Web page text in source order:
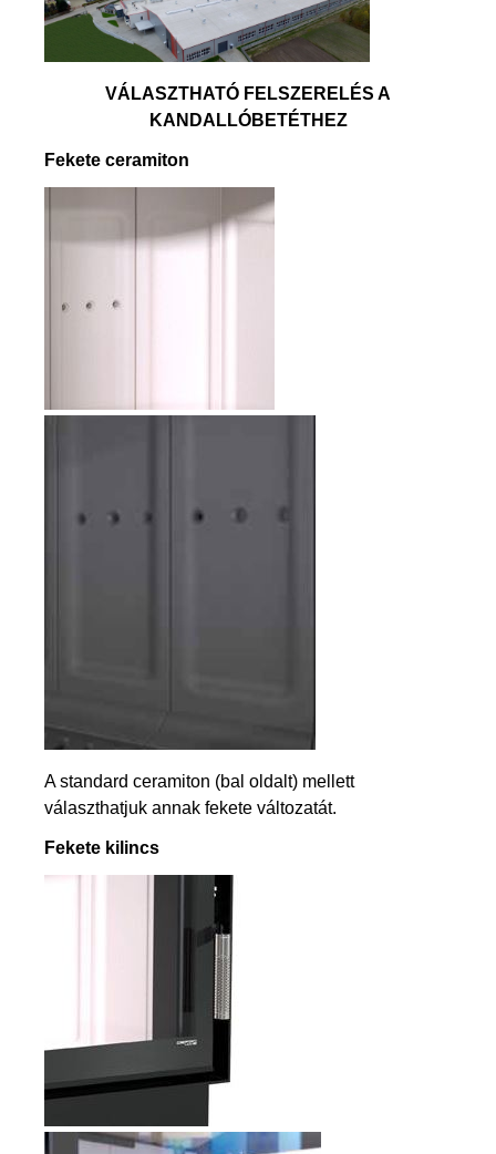
VÁLASZTHATÓ FELSZERELÉS A
KANDALLÓBETÉTHEZ
Fekete ceramiton
A standard ceramiton (bal oldalt) mellett
választhatjuk annak fekete változatát.
Fekete kilincs